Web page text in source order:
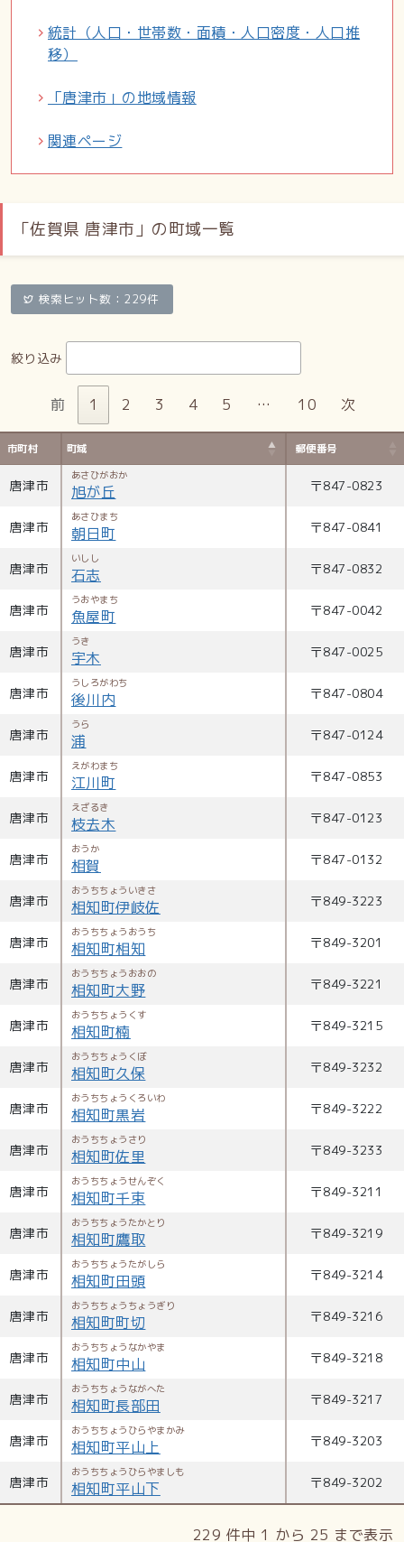
統計（人口・世帯数・面積・人口密度・人口推
移）
「唐津市」の地域情報
関連ページ
「佐賀県 唐津市」の町域一覧
検索ヒット数：229件
絞り込み
前 1 2 3 4 5 … 10 次
市町村 町域 郵便番号
唐津市
あさひがおか
旭が丘 〒847-0823
唐津市
あさひまち
朝日町 〒847-0841
唐津市
いしし
石志 〒847-0832
唐津市
うおやまち
魚屋町 〒847-0042
唐津市
うき
宇木 〒847-0025
唐津市
うしろがわち
後川内 〒847-0804
唐津市
うら
浦 〒847-0124
唐津市
えがわまち
江川町 〒847-0853
唐津市
えざるき
枝去木 〒847-0123
唐津市
おうか
相賀 〒847-0132
唐津市
おうちちょういきさ
相知町伊岐佐 〒849-3223
唐津市
おうちちょうおうち
相知町相知 〒849-3201
唐津市
おうちちょうおおの
相知町大野 〒849-3221
唐津市
おうちちょうくす
相知町楠 〒849-3215
唐津市
おうちちょうくぼ
相知町久保 〒849-3232
唐津市
おうちちょうくろいわ
相知町黒岩 〒849-3222
唐津市
おうちちょうさり
相知町佐里 〒849-3233
唐津市
おうちちょうせんぞく
相知町千束 〒849-3211
唐津市
おうちちょうたかとり
相知町鷹取 〒849-3219
唐津市
おうちちょうたがしら
相知町田頭 〒849-3214
唐津市
おうちちょうちょうぎり
相知町町切 〒849-3216
唐津市
おうちちょうなかやま
相知町中山 〒849-3218
唐津市
おうちちょうながへた
相知町長部田 〒849-3217
唐津市
おうちちょうひらやまかみ
相知町平山上 〒849-3203
唐津市
おうちちょうひらやましも
相知町平山下 〒849-3202
229 件中 1 から 25 まで表示